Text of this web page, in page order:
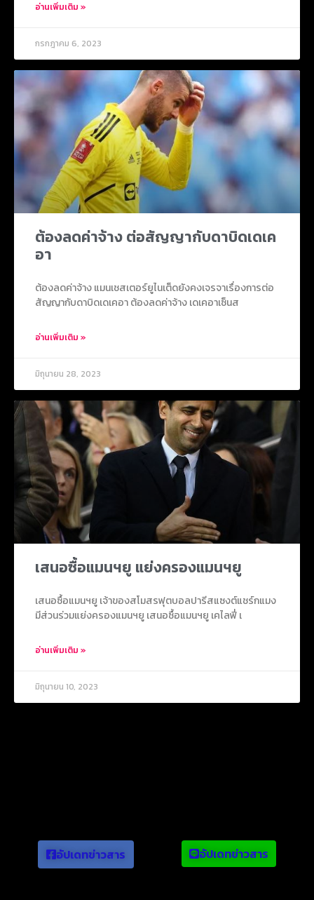
อ่านเพิ่มเติม »
กรกฎาคม 6, 2023
ต้องลดค่าจ้าง ต่อสัญญากับดาบิดเดเค
อา
ต้องลดค่าจ้าง แมนเชสเตอร์ยูไนเต็ดยังคงเจรจาเรื่องการต่อ
สัญญากับดาบิดเดเคอา ต้องลดค่าจ้าง เดเคอาเซ็นส
อ่านเพิ่มเติม »
มิถุนายน 28, 2023
เสนอซื้อแมนฯยู แย่งครองแมนฯยู
เสนอซื้อแมนฯยู เจ้าของสโมสรฟุตบอลปารีสแซงต์แชร์กแมง
มีส่วนร่วมแย่งครองแมนฯยู เสนอซื้อแมนฯยู เคไลฟี่ เ
อ่านเพิ่มเติม »
มิถุนายน 10, 2023
อัปเดทข่าวสาร อัปเดทข่าวสาร